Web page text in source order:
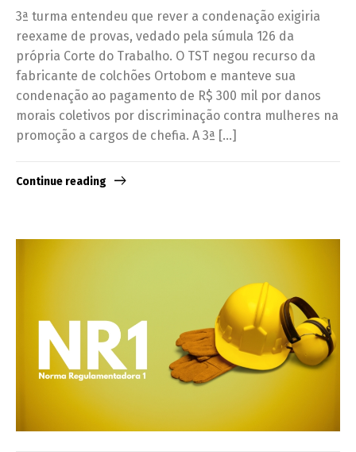
3ª turma entendeu que rever a condenação exigiria
reexame de provas, vedado pela súmula 126 da
própria Corte do Trabalho. O TST negou recurso da
fabricante de colchões Ortobom e manteve sua
condenação ao pagamento de R$ 300 mil por danos
morais coletivos por discriminação contra mulheres na
promoção a cargos de chefia. A 3ª […]
Continue reading